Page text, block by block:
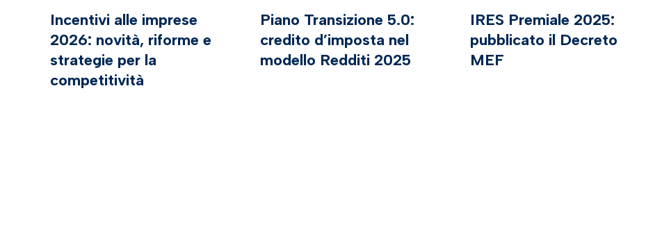
Incentivi alle imprese
2026: novità, riforme e
strategie per la
competitività
Piano Transizione 5.0:
credito d’imposta nel
modello Redditi 2025
IRES Premiale 2025:
pubblicato il Decreto
MEF